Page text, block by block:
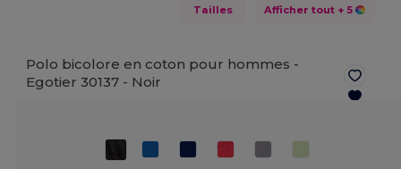
Tailles Afficher tout + 5
Polo bicolore en coton pour hommes -
Egotier 30137 - Noir